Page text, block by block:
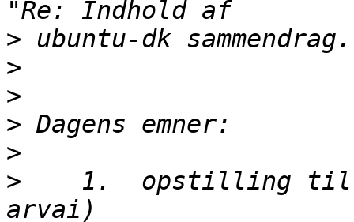
>
>
>
>
>
>
1.  opstilling